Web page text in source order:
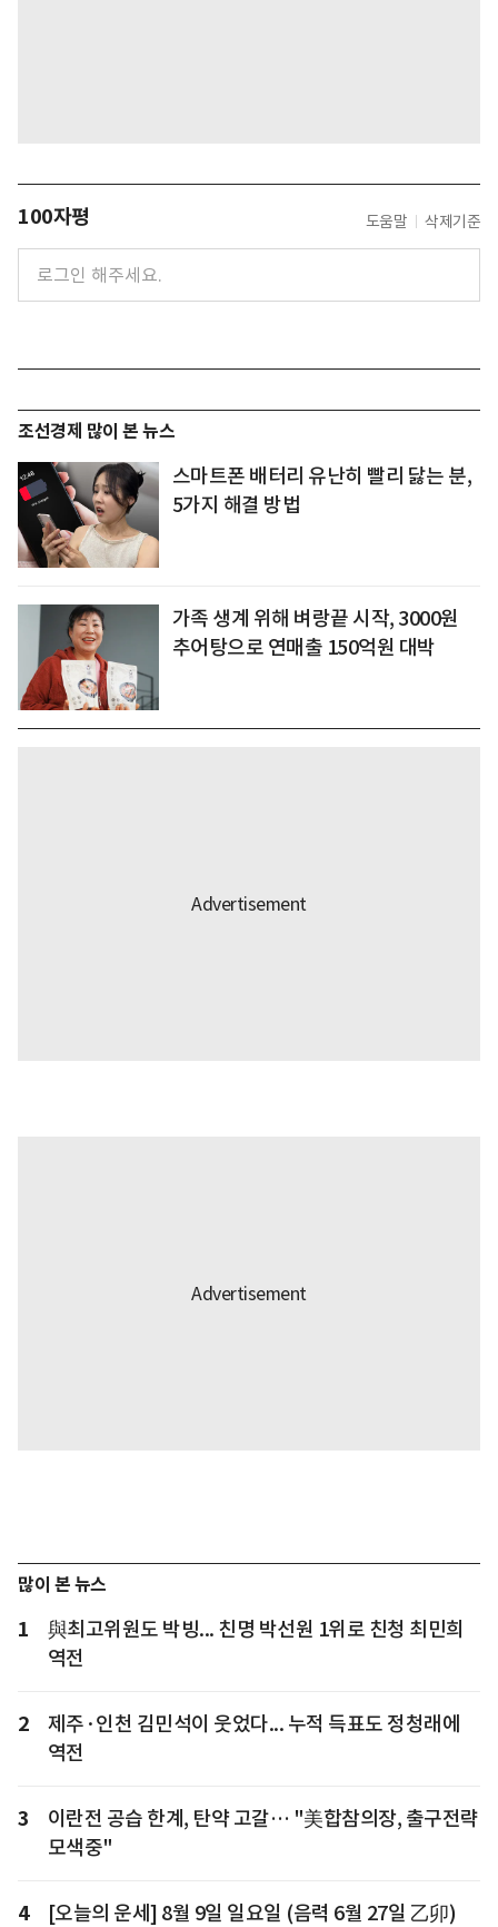
100자평 도움말 삭제기준
조선경제 많이 본 뉴스
스마트폰 배터리 유난히 빨리 닳는 분,
5가지 해결 방법
가족 생계 위해 벼랑끝 시작, 3000원
추어탕으로 연매출 150억원 대박
많이 본 뉴스
1
與최고위원도 박빙... 친명 박선원 1위로 친청 최민희
역전
2
제주·인천 김민석이 웃었다... 누적 득표도 정청래에
역전
3
이란전 공습 한계, 탄약 고갈… "美합참의장, 출구전략
모색중"
4 [오늘의 운세] 8월 9일 일요일 (음력 6월 27일 乙卯)